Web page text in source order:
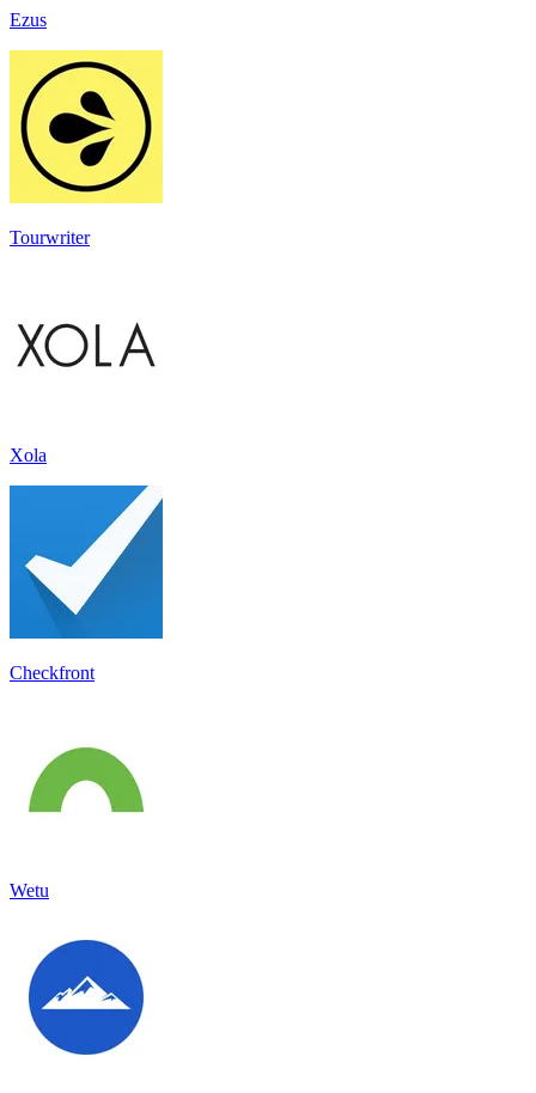
Ezus
Tourwriter
Xola
Checkfront
Wetu